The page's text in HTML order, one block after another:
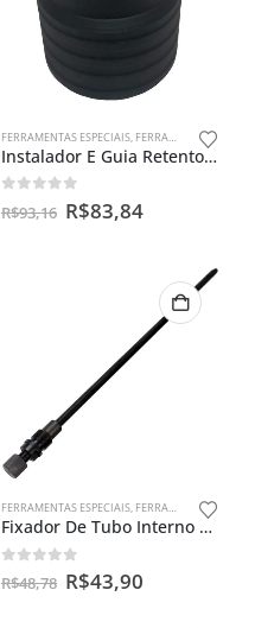
FERRAMENTAS ESPECIAIS, FERRAMENTAS PARA BENGALAS
Instalador E Guia Retentor De Bengala Ybr 125
out of 5
R$93,16 R$83,84
FERRAMENTAS ESPECIAIS, FERRAMENTAS PARA BENGALAS
Fixador De Tubo Interno Cg 150
out of 5
R$48,78 R$43,90